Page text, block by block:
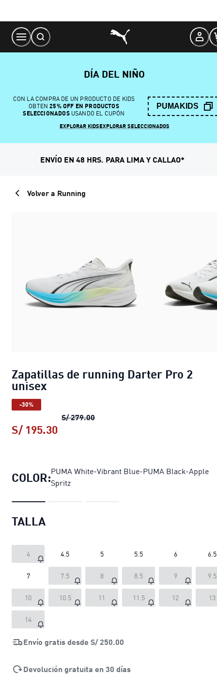
Content
DÍA DEL NIÑO
CON LA COMPRA DE UN PRODUCTO DE KIDS
OBTEN 25% OFF EN PRODUCTOS
SELECCIONADOSUSANDO EL CUPÓN
PUMAKIDS
EXPLORAR KIDSEXPLORAR SELECCIONADOS
ENVÍO EN 48 HRS. PARA LIMA Y CALLAO*
Volver a Running
Zapatillas de running Darter Pro 2
unisex
-30%
S/ 279.00Zapatillas de running Darter Pro
S/ 195.30
COLOR:PUMA White-Vibrant Blue-PUMA Black-Apple
Spritz
TALLA
4 4.5 5 5.5 6 6.5
7 7.5 8 8.5 9 9.5
10 10.5 11 11.5 12 13
14
Envío gratis desde S/ 250.00
Devolución gratuita en 30 días